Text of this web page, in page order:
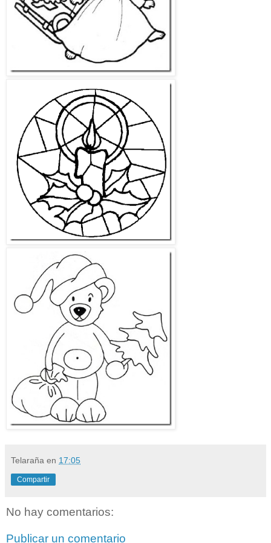
Telaraña en 17:05
Compartir
No hay comentarios:
Publicar un comentario